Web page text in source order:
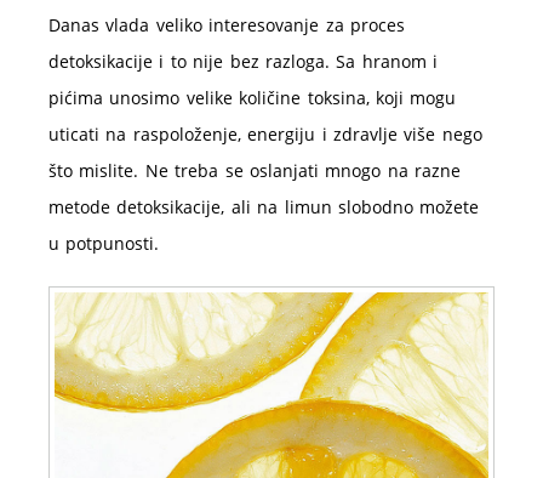
Danas vlada veliko interesovanje za proces
detoksikacije i to nije bez razloga. Sa hranom i
pićima unosimo velike količine toksina, koji mogu
uticati na raspoloženje, energiju i zdravlje više nego
što mislite. Ne treba se oslanjati mnogo na razne
metode detoksikacije, ali na limun slobodno možete
u potpunosti.